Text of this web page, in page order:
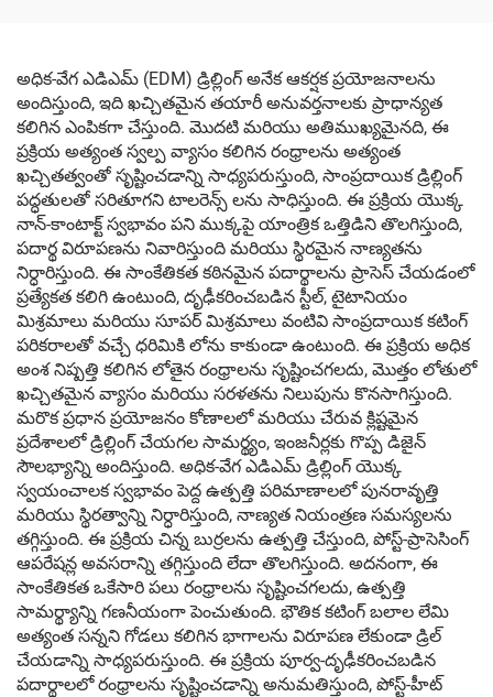
అధిక-వేగ ఎడిఎమ్ (EDM) డ్రిల్లింగ్ అనేక ఆకర్షక ప్రయోజనాలను
అందిస్తుంది, ఇది ఖచ్చితమైన తయారీ అనువర్తనాలకు ప్రాధాన్యత
కలిగిన ఎంపికగా చేస్తుంది. మొదటి మరియు అతిముఖ్యమైనది, ఈ
ప్రక్రియ అత్యంత స్వల్ప వ్యాసం కలిగిన రంధ్రాలను అత్యంత
ఖచ్చితత్వంతో సృష్టించడాన్ని సాధ్యపరుస్తుంది, సాంప్రదాయిక డ్రిల్లింగ్
పద్ధతులతో సరితూగని టాలరెన్స్ లను సాధిస్తుంది. ఈ ప్రక్రియ యొక్క
నాన్-కాంటాక్ట్ స్వభావం పని ముక్కపై యాంత్రిక ఒత్తిడిని తొలగిస్తుంది,
పదార్థ విరూపణను నివారిస్తుంది మరియు స్థిరమైన నాణ్యతను
నిర్ధారిస్తుంది. ఈ సాంకేతికత కఠినమైన పదార్థాలను ప్రాసెస్ చేయడంలో
ప్రత్యేకత కలిగి ఉంటుంది, దృఢీకరించబడిన స్టీల్, టైటానియం
మిశ్రమాలు మరియు సూపర్ మిశ్రమాలు వంటివి సాంప్రదాయిక కటింగ్
పరికరాలతో వచ్చే ధరిమికి లోను కాకుండా ఉంటుంది. ఈ ప్రక్రియ అధిక
అంశ నిష్పత్తి కలిగిన లోతైన రంధ్రాలను సృష్టించగలదు, మొత్తం లోతులో
ఖచ్చితమైన వ్యాసం మరియు సరళతను నిలుపును కొనసాగిస్తుంది.
మరొక ప్రధాన ప్రయోజనం కోణాలలో మరియు చేరువ క్లిష్టమైన
ప్రదేశాలలో డ్రిల్లింగ్ చేయగల సామర్థ్యం, ఇంజనీర్లకు గొప్ప డిజైన్
సౌలభ్యాన్ని అందిస్తుంది. అధిక-వేగ ఎడిఎమ్ డ్రిల్లింగ్ యొక్క
స్వయంచాలక స్వభావం పెద్ద ఉత్పత్తి పరిమాణాలలో పునరావృత్తి
మరియు స్థిరత్వాన్ని నిర్ధారిస్తుంది, నాణ్యత నియంత్రణ సమస్యలను
తగ్గిస్తుంది. ఈ ప్రక్రియ చిన్న బుర్రలను ఉత్పత్తి చేస్తుంది, పోస్ట్-ప్రాసెసింగ్
ఆపరేషన్ల అవసరాన్ని తగ్గిస్తుంది లేదా తొలగిస్తుంది. అదనంగా, ఈ
సాంకేతికత ఒకేసారి పలు రంధ్రాలను సృష్టించగలదు, ఉత్పత్తి
సామర్థ్యాన్ని గణనీయంగా పెంచుతుంది. భౌతిక కటింగ్ బలాల లేమి
అత్యంత సన్నని గోడలు కలిగిన భాగాలను విరూపణ లేకుండా డ్రిల్
చేయడాన్ని సాధ్యపరుస్తుంది. ఈ ప్రక్రియ పూర్వ-దృఢీకరించబడిన
పదార్థాలలో రంధ్రాలను సృష్టించడాన్ని అనుమతిస్తుంది, పోస్ట్-హీట్